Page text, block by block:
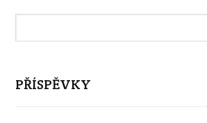
PŘÍSPĚVKY